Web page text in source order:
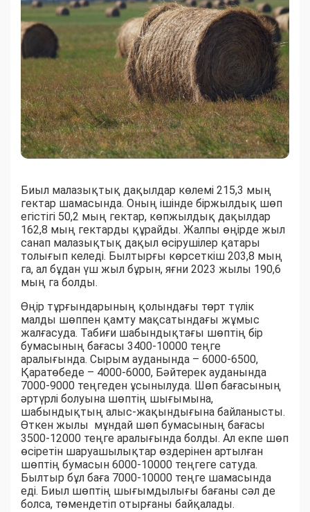
Биыл малазықтық дақылдар көлемі 215,3 мың
гектар шамасында. Оның ішінде біржылдық шөп
егістігі 50,2 мың гектар, көпжылдық дақылдар
162,8 мың гектарды құрайды. Жалпы өңірде жыл
санап малазықтық дақыл өсірушілер қатары
толығып келеді. Былтырғы көрсеткіш 203,8 мың
га, ал бұдан үш жыл бұрын, яғни 2023 жылы 190,6
мың га болды.
Өңір тұрғындарының қолындағы төрт түлік
малды шөппен қамту мақсатындағы жұмыс
жалғасуда. Табиғи шабындықтағы шөптің бір
бумасының бағасы 3400-10000 теңге
аралығында. Сырым ауданында – 6000-6500,
Қаратөбеде – 4000-6000, Бәйтерек ауданында
7000-9000 теңгеден ұсынылуда. Шөп бағасының
әртүрлі болуына шөптің шығымына,
шабындықтың алыс-жақындығына байланысты.
Өткен жылы мұндай шөп бумасының бағасы
3500-12000 теңге аралығында болды. Ал екпе шөп
өсіретін шаруашылықтар өздерінен артылған
шөптің бумасын 6000-10000 теңгеге сатуда.
Былтыр бұл баға 7000-10000 теңге шамасында
еді. Биыл шөптің шығымдылығы бағаны сәл де
болса, төмендетіп отырғаны байқалады.